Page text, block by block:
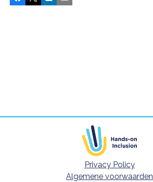
Footer meta navigatie
Privacy Policy
Algemene voorwaarden